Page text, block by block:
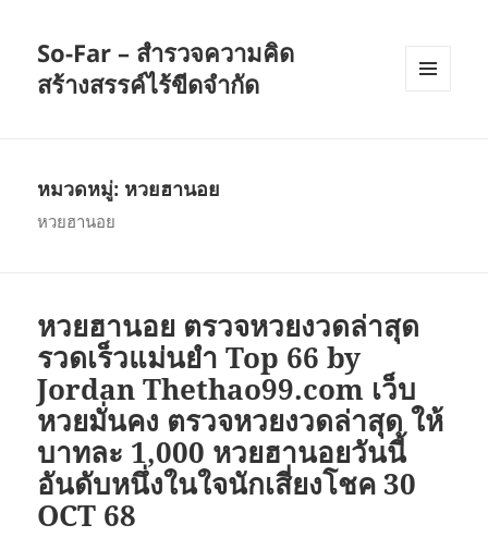
So-Far – สำรวจความคิด
สร้างสรรค์ไร้ขีดจำกัด
หมวดหมู่: หวยฮานอย
หวยฮานอย
หวยฮานอย ตรวจหวยงวดล่าสุด
รวดเร็วแม่นยำ Top 66 by
Jordan Thethao99.com เว็บ
หวยมั่นคง ตรวจหวยงวดล่าสุด ให้
บาทละ 1,000 หวยฮานอยวันนี้
อันดับหนึ่งในใจนักเสี่ยงโชค 30
OCT 68